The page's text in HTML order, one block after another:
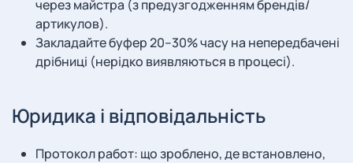
через майстра (з предузгодженням брендів/
артикулов).
Закладайте буфер 20–30% часу на непередбачені
дрібниці (нерідко виявляються в процесі).
Юридика і відповідальність
Протокол работ: що зроблено, де встановлено,